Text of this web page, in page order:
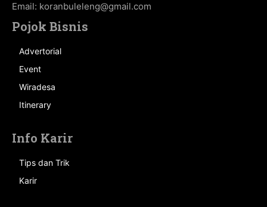
Email: koranbuleleng@gmail.com
Pojok Bisnis
Advertorial
Event
Wiradesa
Itinerary
Info Karir
Tips dan Trik
Karir